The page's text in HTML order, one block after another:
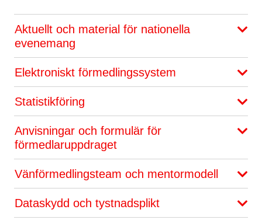
Aktuellt och material för nationella
evenemang
Elektroniskt förmedlingssystem
Statistikföring
Anvisningar och formulär för
förmedlaruppdraget
Vänförmedlingsteam och mentormodell
Dataskydd och tystnadsplikt